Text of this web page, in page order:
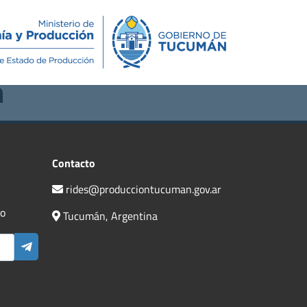
Novedades Contacto
Contacto
rides@producciontucuman.gov.ar
Tucumán, Argentina